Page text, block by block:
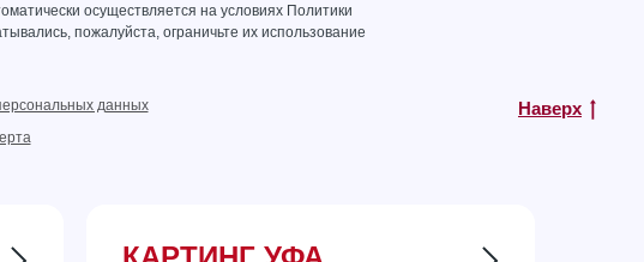
осуществляется на условиях Политики
пожалуйста, ограничьте их использование
данных
Наверх